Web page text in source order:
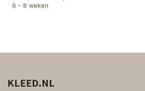
6 - 8 weken
KLEED.NL